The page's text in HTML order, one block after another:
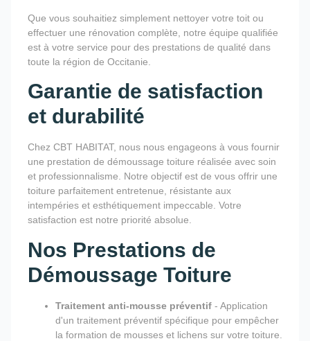
Que vous souhaitiez simplement nettoyer votre toit ou
effectuer une rénovation complète, notre équipe qualifiée
est à votre service pour des prestations de qualité dans
toute la région de Occitanie.
Garantie de satisfaction
et durabilité
Chez CBT HABITAT, nous nous engageons à vous fournir
une prestation de démoussage toiture réalisée avec soin
et professionnalisme. Notre objectif est de vous offrir une
toiture parfaitement entretenue, résistante aux
intempéries et esthétiquement impeccable. Votre
satisfaction est notre priorité absolue.
Nos Prestations de
Démoussage Toiture
Traitement anti-mousse préventif - Application
d'un traitement préventif spécifique pour empêcher
la formation de mousses et lichens sur votre toiture.